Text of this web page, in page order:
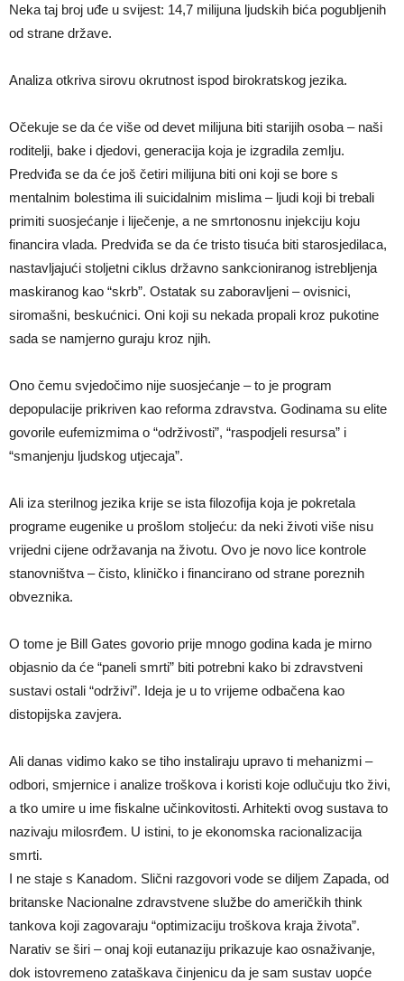
Neka taj broj uđe u svijest: 14,7 milijuna ljudskih bića pogubljenih
od strane države.
Analiza otkriva sirovu okrutnost ispod birokratskog jezika.
Očekuje se da će više od devet milijuna biti starijih osoba – naši
roditelji, bake i djedovi, generacija koja je izgradila zemlju.
Predviđa se da će još četiri milijuna biti oni koji se bore s
mentalnim bolestima ili suicidalnim mislima – ljudi koji bi trebali
primiti suosjećanje i liječenje, a ne smrtonosnu injekciju koju
financira vlada. Predviđa se da će tristo tisuća biti starosjedilaca,
nastavljajući stoljetni ciklus državno sankcioniranog istrebljenja
maskiranog kao “skrb”. Ostatak su zaboravljeni – ovisnici,
siromašni, beskućnici. Oni koji su nekada propali kroz pukotine
sada se namjerno guraju kroz njih.
Ono čemu svjedočimo nije suosjećanje – to je program
depopulacije prikriven kao reforma zdravstva. Godinama su elite
govorile eufemizmima o “održivosti”, “raspodjeli resursa” i
“smanjenju ljudskog utjecaja”.
Ali iza sterilnog jezika krije se ista filozofija koja je pokretala
programe eugenike u prošlom stoljeću: da neki životi više nisu
vrijedni cijene održavanja na životu. Ovo je novo lice kontrole
stanovništva – čisto, kliničko i financirano od strane poreznih
obveznika.
O tome je Bill Gates govorio prije mnogo godina kada je mirno
objasnio da će “paneli smrti” biti potrebni kako bi zdravstveni
sustavi ostali “održivi”. Ideja je u to vrijeme odbačena kao
distopijska zavjera.
Ali danas vidimo kako se tiho instaliraju upravo ti mehanizmi –
odbori, smjernice i analize troškova i koristi koje odlučuju tko živi,
a tko umire u ime fiskalne učinkovitosti. Arhitekti ovog sustava to
nazivaju milosrđem. U istini, to je ekonomska racionalizacija
smrti.
I ne staje s Kanadom. Slični razgovori vode se diljem Zapada, od
britanske Nacionalne zdravstvene službe do američkih think
tankova koji zagovaraju “optimizaciju troškova kraja života”.
Narativ se širi – onaj koji eutanaziju prikazuje kao osnaživanje,
dok istovremeno zataškava činjenicu da je sam sustav uopće